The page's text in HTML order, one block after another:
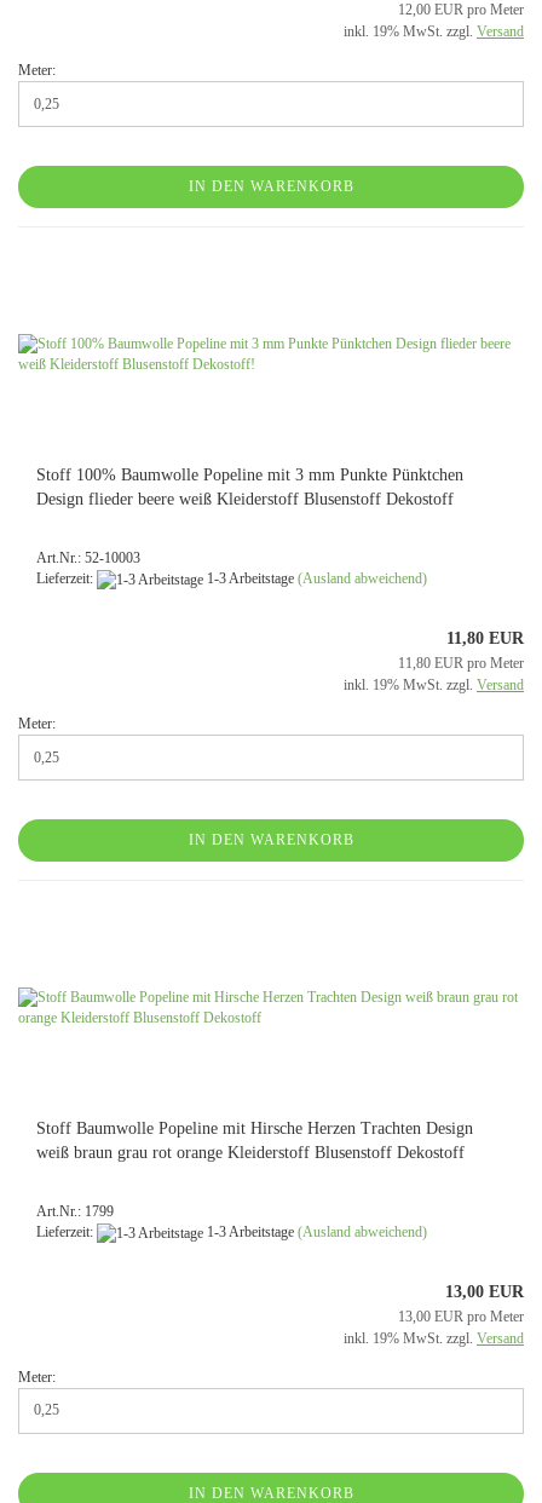
12,00 EUR pro Meter
inkl. 19% MwSt. zzgl. Versand
Meter:
IN DEN WARENKORB
Stoff 100% Baumwolle Popeline mit 3 mm Punkte Pünktchen
Design flieder beere weiß Kleiderstoff Blusenstoff Dekostoff
Art.Nr.: 52-10003
Lieferzeit:
1-3 Arbeitstage (Ausland abweichend)
11,80 EUR
11,80 EUR pro Meter
inkl. 19% MwSt. zzgl. Versand
Meter:
IN DEN WARENKORB
Stoff Baumwolle Popeline mit Hirsche Herzen Trachten Design
weiß braun grau rot orange Kleiderstoff Blusenstoff Dekostoff
Art.Nr.: 1799
Lieferzeit:
1-3 Arbeitstage (Ausland abweichend)
13,00 EUR
13,00 EUR pro Meter
inkl. 19% MwSt. zzgl. Versand
Meter:
IN DEN WARENKORB